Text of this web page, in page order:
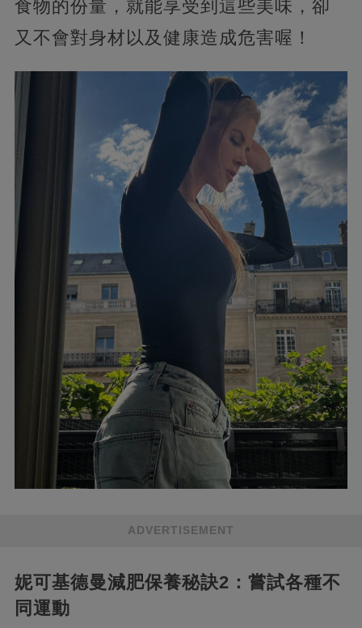
食物的份量，就能享受到這些美味，卻
又不會對身材以及健康造成危害喔！
ADVERTISEMENT
妮可基德曼減肥保養秘訣2：嘗試各種不
同運動